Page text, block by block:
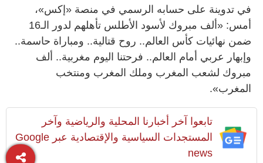
في تدوينة على حسابه الرسمي في منصة «إكس»،
أمس: «ألف مبروك لأسود الأطلس تأهلهم لدور الـ16
ضمن نهائيات كأس العالم.. روح قتالية.. ومباراة حاسمة..
وإبهار عربي أمام العالم.. فرحتنا اليوم مغربية.. ألف
مبروك لشعب المغرب وملك المغرب ومنتخب
المغرب».
تابعوا آخر أخبارنا المحلية والرياضية وآخر
المستجدات السياسية والإقتصادية عبر Google
news